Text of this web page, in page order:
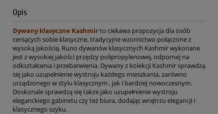
Opis
Dywany klasyczne Kashmirto ciekawa propozycja dla osób
ceniących sobie klasyczne, tradycyjne wzornictwo połączone z
wysoką jakością. Runo dywanów klasycznych Kashmir wykonane
jest z wysokiej jakości przędzy polipropylenowej, odpornej na
odkształcenia i przebarwienia. Dywany z kolekcji Kashmir sprawdzą
się jako uzupełnienie wystroju każdego mieszkania, zarówno
urządzonego w stylu klasycznym , jak i bardziej nowoczesnym.
Doskonale sprawdzą się także jako uzupełnienie wystroju
eleganckiego gabinetu czy też biura, dodając wnętrzu elegancji i
klasycznego szyku.